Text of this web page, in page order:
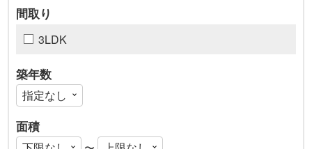
間取り
3LDK
築年数
面積